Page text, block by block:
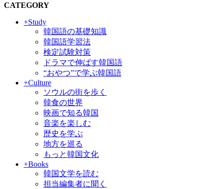
CATEGORY
+Study
韓国語の基礎知識
韓国語学習法
検定試験対策
ドラマで伸ばす韓国語
“おやつ”で学ぶ韓国語
+Culture
ソウルの街を歩く
韓食の世界
映画で知る韓国
音楽を楽しむ
歴史を学ぶ
地方を巡る
もっと韓国文化
+Books
韓国文学を読む
担当編集者に聞く